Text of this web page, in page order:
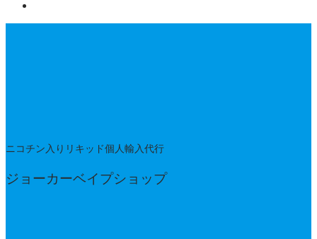
ニコチン入りリキッド個人輸入代行
ジョーカーベイプショップ